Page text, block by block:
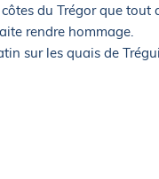
côtes du Trégor que
rendre hommage.
sur les quais de